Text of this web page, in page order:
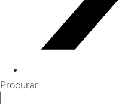
Procurar